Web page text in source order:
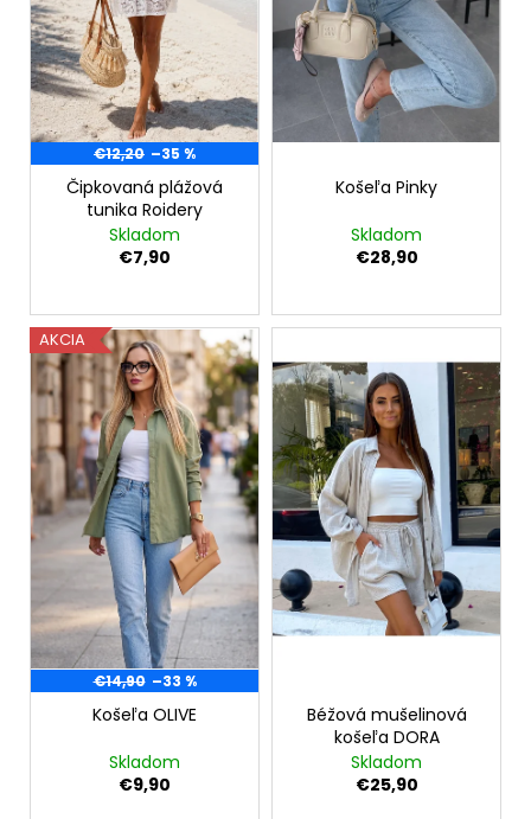
v
o
d
u
k
t
o
€12,20 –35 %
Čipkovaná plážová
tunika Roidery
Skladom
€7,90
Košeľa Pinky
Skladom
€28,90
AKCIA
€14,90 –33 %
Košeľa OLIVE
Skladom
€9,90
Béžová mušelinová
košeľa DORA
Skladom
€25,90
a
m
e
SILÓNOVÉ
PANČUCHY
LEINA
€9,90